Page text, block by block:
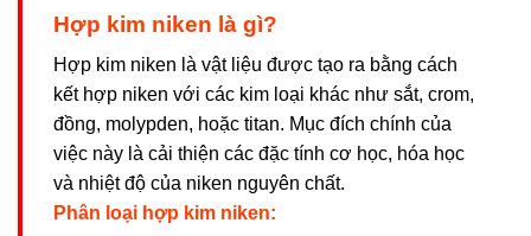
Hợp kim niken là gì?
Hợp kim niken là vật liệu được tạo ra bằng cách
kết hợp niken với các kim loại khác như sắt, crom,
đồng, molypden, hoặc titan. Mục đích chính của
việc này là cải thiện các đặc tính cơ học, hóa học
và nhiệt độ của niken nguyên chất.
Phân loại hợp kim niken: